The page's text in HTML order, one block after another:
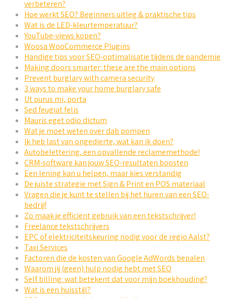
verbeteren?
Hoe werkt SEO? Beginners uitleg & praktische tips
Wat is de LED-kleurtemperatuur?
YouTube-views kopen?
Woosa WooCommerce Plugins
Handige tips voor SEO-optimalisatie tijdens de pandemie
Making doors smarter: these are the main options
Prevent burglary with camera security
3 ways to make your home burglary safe
Ut purus mi, porta
Sed feugiat felis
Mauris eget odio dictum
Wat je moet weten over dab pompen
Ik heb last van ongedierte, wat kan ik doen?
Autobelettering, een opvallende reclamemethode!
CRM-software kan jouw SEO-resultaten boosten
Een lening kan u helpen, maar kies verstandig
De juiste strategie met Sign & Print en POS materiaal
Vragen die je kunt te stellen bij het huren van een SEO-
bedrijf
Zo maak je efficiënt gebruik van een tekstschrijver!
Freelance tekstschrijvers
EPC of elektriciteitskeuring nodig voor de regio Aalst?
Taxi Services
Factoren die de kosten van Google AdWords bepalen
Waarom jij (geen) hulp nodig hebt met SEO
Self billing: wat betekent dat voor mijn boekhouding?
Wat is een huisstijl?